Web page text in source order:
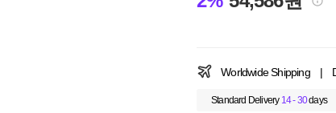
Worldwide Shipping |
Standard Delivery 14 - 30days